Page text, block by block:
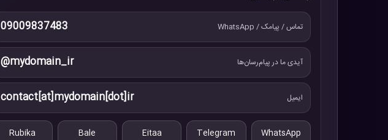
تماس / پیامک / WhatsApp 09009837483
آیدی ما در پیام‌رسان‌ها @mydomain_ir
ایمیل contact[at]mydomain[dot]ir
WhatsApp
Telegram
Eitaa
Bale
Rubika